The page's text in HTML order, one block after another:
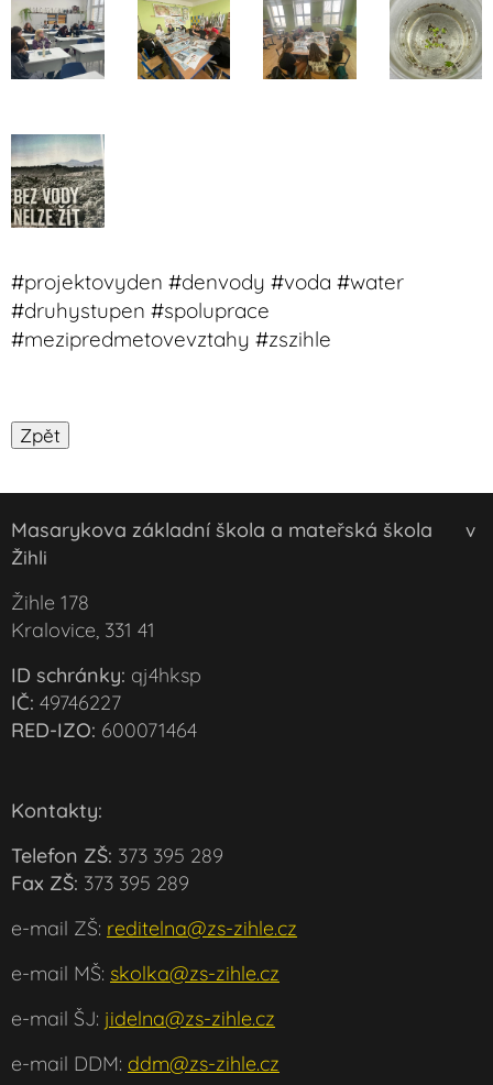
#projektovyden #denvody #voda #water
#druhystupen #spoluprace
#mezipredmetovevztahy #zszihle
Masarykova základní škola a mateřská škola v
Žihli
Žihle 178
Kralovice, 331 41
ID schránky: qj4hksp
IČ: 49746227
RED-IZO: 600071464
Kontakty:
Telefon ZŠ: 373 395 289
Fax ZŠ: 373 395 289
e-mail ZŠ: reditelna@zs-zihle.cz
e-mail MŠ: skolka@zs-zihle.cz
e-mail ŠJ: jidelna@zs-zihle.cz
e-mail DDM: ddm@zs-zihle.cz